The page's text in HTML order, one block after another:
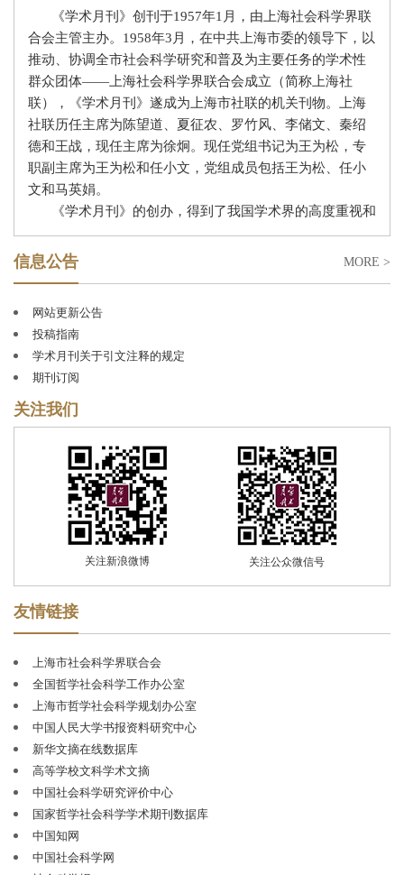
《学术月刊》创刊于1957年1 月，由上海社会科学界联
合会主管主办。 1958年3 月，在中共上海市委的领导下，以
推动、协调全市社会科学研究和普及为主要任务的学术性
群众团体——上海社会科学界联合会成立（简称上海社
联），《学术月刊》遂成为上海市社联的机关刊物。上海
社联历任主席为陈望道、夏征农、罗竹风、李储文、秦绍
德和王战，现任主席为徐炯。现任党组书记为王为松，专
职副主席为王为松和任小文，党组成员包括王为松、任小
文和马英娟。
《学术月刊》的创办，得到了我国学术界的高度重视和
广泛支持。著名学者郭沫若题写了刊名。在创刊和复刊
（因“文革停刊”）的过程中，我国哲学社会科学界上百位
弢、黄逸峰、蔡北华、张薰华、徐中玉、朱东润、孙怀
仁、李培南、李储文、陆志仁、夏禹龙、姚耐、蒋学模、
蓝瑛、蔡尚思等担任过常务编委、编委。历任总编辑为：
周原冰、王亚夫、章恒忠、黄迎暑、王邦佐、田卫平、金
福林、姜佑福；现任总编辑为钱运春。其中，王亚夫任总
编辑达三十年之久，为《学术月刊》的创建、成长和发展
作出了重要贡献。
自创刊以来，《学术月刊》始终以马克思主义及其中国
化理论创新成果为指导，以繁荣发展中国哲学社会科学为
己任，积极贯彻“双百”方针，以“敢为学术先，宽容百家
言”的学术之气、敦厚之风、超拔之度自期自励，以“扎根
学术、守护思想、深入时代”为办刊方向，注重学术积淀、
程中的学科前沿问题与重大研究成果，发稿兼及马克思主
义理论、哲学、经济学、文学、历史学、政治学、法学、
月刊》荣获新闻出版总署颁发的第二、第三届
刊奖提名奖”。2009年，《学术月刊》被中国期刊协会评
为“新中国60年有影响力的期刊
被列为国家社科规划办社科基金首批资助期刊。
2015和2017年，荣获全国
国期刊海外发行百强称号。
府奖期刊奖提名奖”；2021
期刊奖”。至今连续多届被评为
《学术月刊》是中文社会科学引文索引（
的来源期刊，并入选
信息公告 MORE >
网站更新公告
投稿指南
学术月刊关于引文注释的规定
期刊订阅
关注我们
关注新浪微博 关注公众微信号
友情链接
上海市社会科学界联合会
全国哲学社会科学工作办公室
上海市哲学社会科学规划办公室
中国人民大学书报资料研究中心
新华文摘在线数据库
高等学校文科学术文摘
中国社会科学研究评价中心
国家哲学社会科学学术期刊数据库
中国知网
中国社会科学网